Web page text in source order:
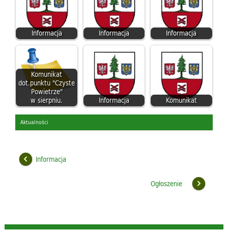
Informacja Informacja Informacja
Komunikat
dot.punktu "Czyste
Powietrze"
w sierpniu.
Informacja Komunikat
Aktualności
Informacja
Ogłoszenie